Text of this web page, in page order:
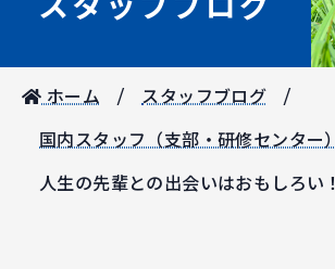
ホーム スタッフブログ
国内スタッフ（支部・研修センター）
人生の先輩との出会いはおもしろい！